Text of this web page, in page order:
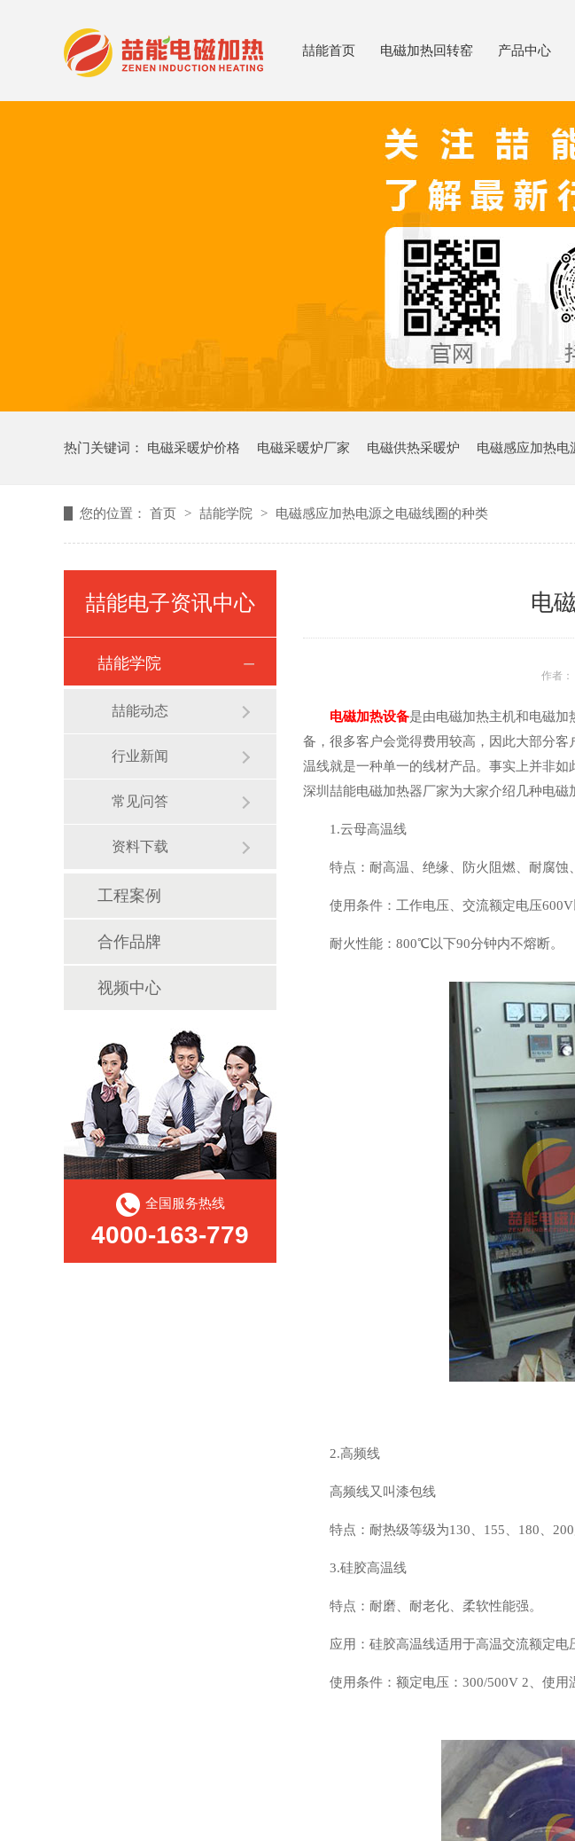
喆能首页 电磁加热回转窑 产品中心
热门关键词： 电磁采暖炉价格 电磁采暖炉厂家 电磁供热采暖炉 电磁感应加热电
您的位置： 首页 > 喆能学院 > 电磁感应加热电源之电磁线圈的种类
电
作者
电磁加热设备是由电磁加热主机和电磁
备，很多客户会觉得费用较高，因此大部分
温线就是一种单一的线材产品。事实上并非
深圳喆能电磁加热器厂家为大家介绍几种电磁
1.云母高温线
特点：耐高温、绝缘、防火阻燃、耐腐蚀
使用条件：工作电压、交流额定电压
耐火性能：800℃以下90分钟内不熔断。
2.高频线
高频线又叫漆包线
特点：耐热级等级为130、155、180、
3.硅胶高温线
特点：耐磨、耐老化、柔软性能强。
应用：硅胶高温线适用于高温交流额定电
使用条件：额定电压：300/500V 2、使用
喆能电子资讯中心
喆能学院
喆能动态
行业新闻
常见问答
资料下载
工程案例
合作品牌
视频中心
全国服务热线
4000-163-779